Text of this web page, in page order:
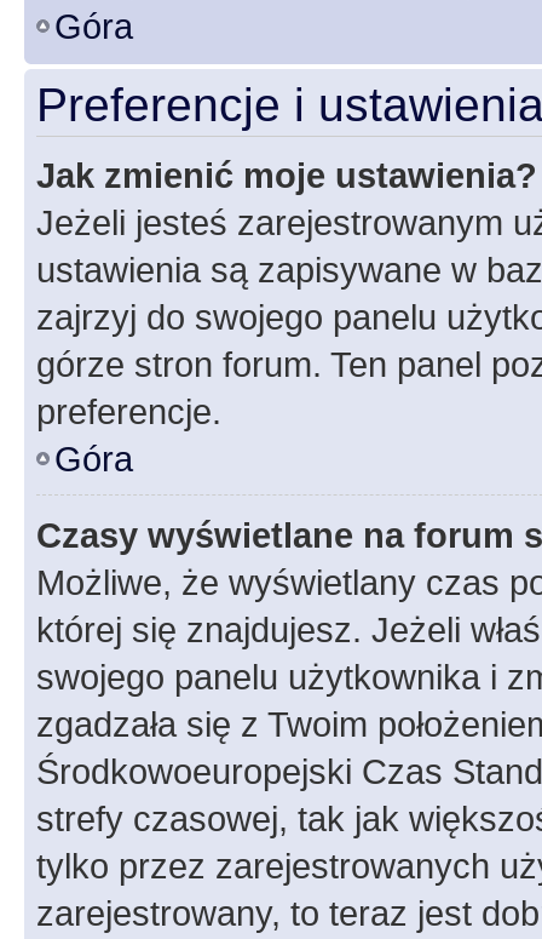
Góra
Preferencje i
Jak zmienić moje ustawienia?
Jeżeli jesteś zarejestrowanym
ustawienia są zapisywane w
zajrzyj do swojego panelu
górze stron forum. Ten panel
preferencje.
Góra
Czasy wyświetlane na forum
Możliwe, że wyświetlany czas
której się znajdujesz. Jeżeli
swojego panelu użytkownika i
zgadzała się z Twoim
Środkowoeuropejski Czas
strefy czasowej, tak jak
tylko przez zarejestrowanych
zarejestrowany, to teraz jest